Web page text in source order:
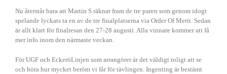
Nu återstår bara att Martin S räknar fram de tre paren som genom idogt
spelande lyckats ta en av de tre finalplatserna via Order Of Merit. Sedan
är allt klart för finalresan den 27-28 augusti. Alla vinnare kommer att få
mer info inom den närmaste veckan.
För UGF och EckeröLinjen som arrangörer är det väldigt roligt att se
och höra hur mycket beröm vi får för tävlingen. Ingenting är bestämt